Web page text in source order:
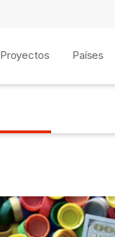
Proyectos Países